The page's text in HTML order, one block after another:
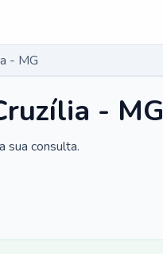
- MG
- MG
sua consulta.